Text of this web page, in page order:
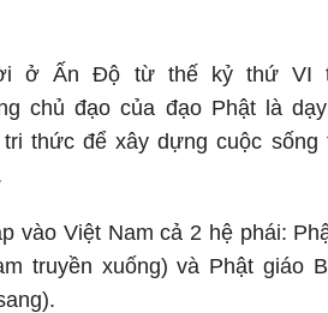
ở Ấn Độ từ thế kỷ thứ VI
chủ đạo của đạo Phật là
thức để xây dựng cuộc sống
vào Việt Nam cả 2 hệ phái:
truyền xuống) và Phật giáo